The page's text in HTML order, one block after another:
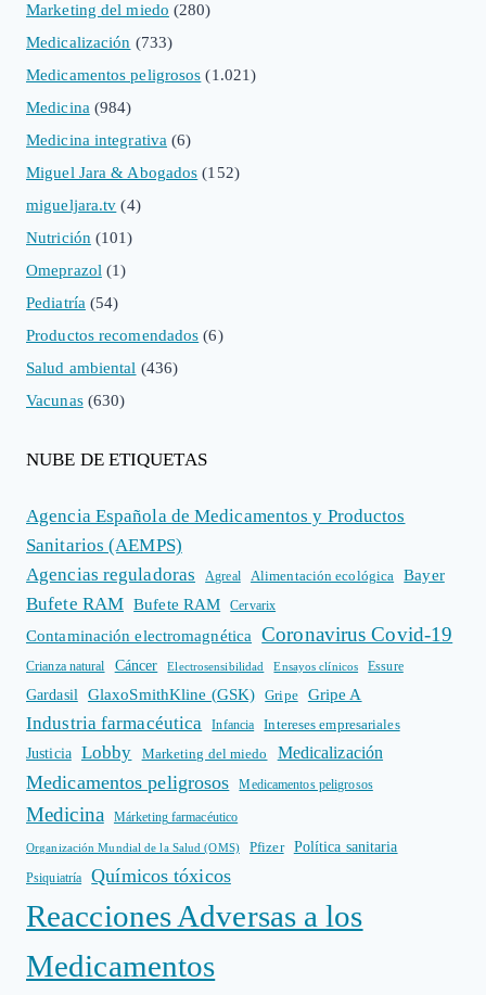
Marketing del miedo (280)
Medicalización (733)
Medicamentos peligrosos (1.021)
Medicina (984)
Medicina integrativa (6)
Miguel Jara & Abogados (152)
migueljara.tv (4)
Nutrición (101)
Omeprazol (1)
Pediatría (54)
Productos recomendados (6)
Salud ambiental (436)
Vacunas(630)
NUBE DE ETIQUETAS
Agencia Española de Medicamentos y Productos
Sanitarios (AEMPS)
Agencias reguladoras
Agreal Alimentación ecológica Bayer
Bufete RAM Bufete RAM Cervarix
Contaminación electromagnética Coronavirus Covid-19
Crianza natural Cáncer Electrosensibilidad Ensayos clínicos Essure
Gardasil GlaxoSmithKline (GSK) Gripe Gripe A
Industria farmacéutica Infancia
Intereses empresariales
Justicia
Lobby Marketing del miedo Medicalización
Medicamentos peligrosos Medicamentos peligrosos
Medicina Márketing farmacéutico
Organización Mundial de la Salud (OMS) Pfizer Política sanitaria
Psiquiatría Químicos tóxicos
Reacciones Adversas a los
Medicamentos